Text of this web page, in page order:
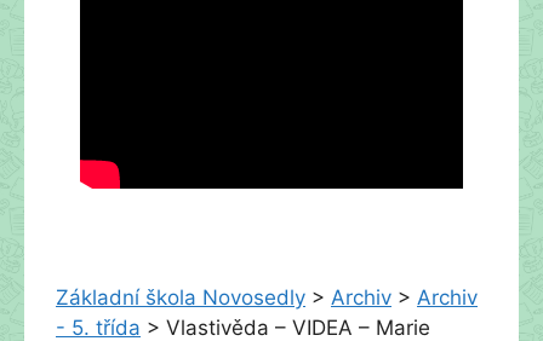
Základní škola Novosedly > Archiv > Archiv
- 5. třída > Vlastivěda – VIDEA – Marie